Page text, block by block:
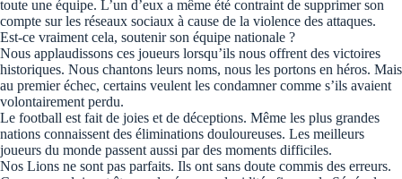
toute une équipe. L’un d’eux a même été contraint de supprimer son
compte sur les réseaux sociaux à cause de la violence des attaques.
Est-ce vraiment cela, soutenir son équipe nationale ?
Nous applaudissons ces joueurs lorsqu’ils nous offrent des victoires
historiques. Nous chantons leurs noms, nous les portons en héros. Mais
au premier échec, certains veulent les condamner comme s’ils avaient
volontairement perdu.
Le football est fait de joies et de déceptions. Même les plus grandes
nations connaissent des éliminations douloureuses. Les meilleurs
joueurs du monde passent aussi par des moments difficiles.
Nos Lions ne sont pas parfaits. Ils ont sans doute commis des erreurs.